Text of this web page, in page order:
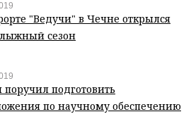
"Ведучи" в Чечне открылся
сезон
поручил подготовить
по научному обеспечению